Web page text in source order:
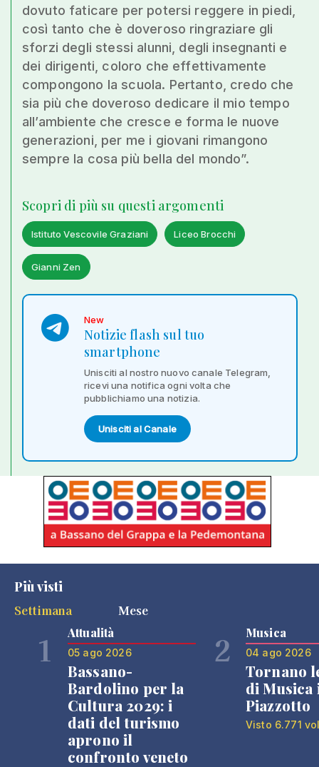
dovuto faticare per potersi reggere in piedi,
così tanto che è doveroso ringraziare gli
sforzi degli stessi alunni, degli insegnanti e
dei dirigenti, coloro che effettivamente
compongono la scuola. Pertanto, credo che
sia più che doveroso dedicare il mio tempo
all’ambiente che cresce e forma le nuove
generazioni, per me i giovani rimangono
sempre la cosa più bella del mondo”.
Scopri di più su questi argomenti
Istituto Vescovile Graziani Liceo Brocchi
Gianni Zen
New
Notizie flash sul tuo
smartphone
Unisciti al nostro nuovo canale Telegram,
ricevi una notifica ogni volta che
pubblichiamo una notizia.
Unisciti al Canale
Più visti
Settimana
Mese
1 Attualità
05 ago 2026
Bassano-
Bardolino per la
Cultura 2029: i
dati del turismo
aprono il
confronto veneto
2 Musica
04 ago 2026
Tornano
di Musica
Piazzotto
Visto 6.771